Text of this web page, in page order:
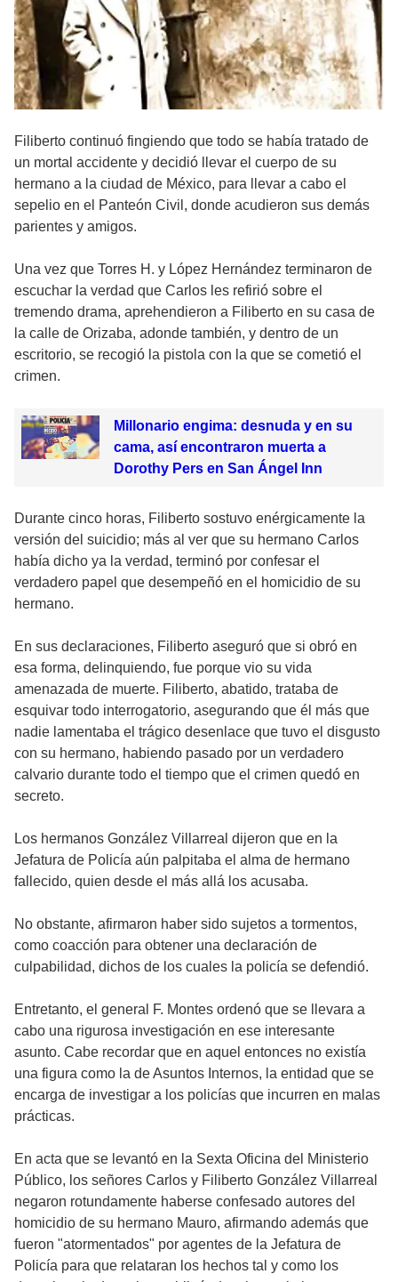
Filiberto continuó fingiendo que todo se había tratado de
un mortal accidente y decidió llevar el cuerpo de su
hermano a la ciudad de México, para llevar a cabo el
sepelio en el Panteón Civil, donde acudieron sus demás
parientes y amigos.
Una vez que Torres H. y López Hernández terminaron de
escuchar la verdad que Carlos les refirió sobre el
tremendo drama, aprehendieron a Filiberto en su casa de
la calle de Orizaba, adonde también, y dentro de un
escritorio, se recogió la pistola con la que se cometió el
crimen.
Millonario engima: desnuda y en su
cama, así encontraron muerta a
Dorothy Pers en San Ángel Inn
Durante cinco horas, Filiberto sostuvo enérgicamente la
versión del suicidio; más al ver que su hermano Carlos
había dicho ya la verdad, terminó por confesar el
verdadero papel que desempeñó en el homicidio de su
hermano.
En sus declaraciones, Filiberto aseguró que si obró en
esa forma, delinquiendo, fue porque vio su vida
amenazada de muerte. Filiberto, abatido, trataba de
esquivar todo interrogatorio, asegurando que él más que
nadie lamentaba el trágico desenlace que tuvo el disgusto
con su hermano, habiendo pasado por un verdadero
calvario durante todo el tiempo que el crimen quedó en
secreto.
Los hermanos González Villarreal dijeron que en la
Jefatura de Policía aún palpitaba el alma de hermano
fallecido, quien desde el más allá los acusaba.
No obstante, afirmaron haber sido sujetos a tormentos,
como coacción para obtener una declaración de
culpabilidad, dichos de los cuales la policía se defendió.
Entretanto, el general F. Montes ordenó que se llevara a
cabo una rigurosa investigación en ese interesante
asunto. Cabe recordar que en aquel entonces no existía
una figura como la de Asuntos Internos, la entidad que se
encarga de investigar a los policías que incurren en malas
prácticas.
En acta que se levantó en la Sexta Oficina del Ministerio
Público, los señores Carlos y Filiberto González Villarreal
negaron rotundamente haberse confesado autores del
homicidio de su hermano Mauro, afirmando además que
fueron "atormentados" por agentes de la Jefatura de
Policía para que relataran los hechos tal y como los